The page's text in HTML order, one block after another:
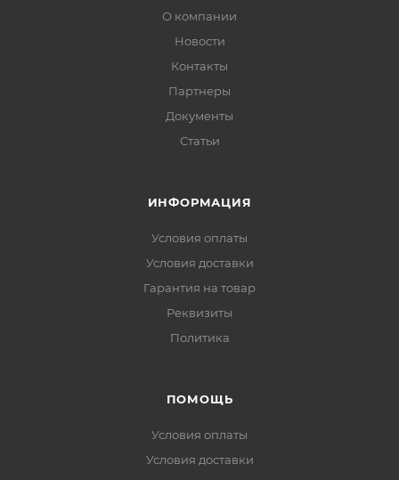
О компании
Новости
Контакты
Партнеры
Документы
Статьи
ИНФОРМАЦИЯ
Условия оплаты
Условия доставки
Гарантия на товар
Реквизиты
Политика
ПОМОЩЬ
Условия оплаты
Условия доставки